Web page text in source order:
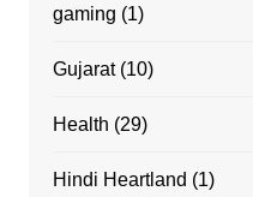
gaming (1)
Gujarat(10)
Health (29)
Hindi Heartland (1)